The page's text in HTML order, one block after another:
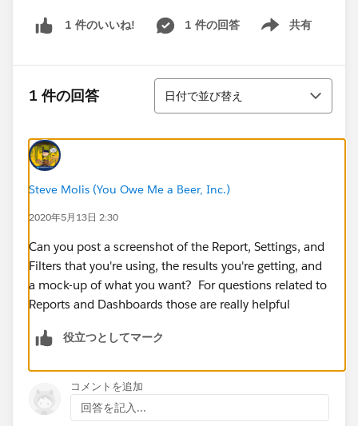
1 件のいいね! 1 件の回答 共有
Show menu
1 件の回答
並び替え
日付で並び替え
Steve Molis (You Owe Me a Beer, Inc.)
2020年5月13日 2:30
Can you post a screenshot of the Report, Settings, and
Filters that you're using, the results you're getting, and
a mock-up of what you want? For questions related to
Reports and Dashboards those are really helpful
役立つとしてマーク
コメントを追加
回答を記入...